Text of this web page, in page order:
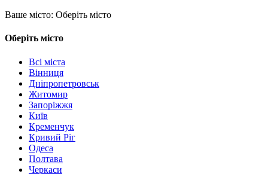
Ваше місто: Оберіть місто
Оберіть місто
Всі міста
Вінниця
Дніпропетровськ
Житомир
Запоріжжя
Київ
Кременчук
Кривий Ріг
Одеса
Полтава
Черкаси